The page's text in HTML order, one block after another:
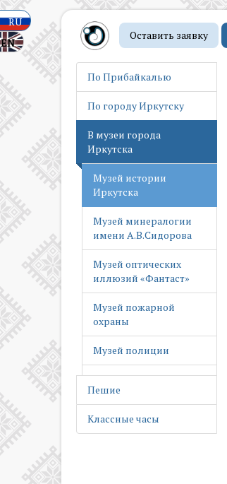
RU
EN
Оставить заявку
По Прибайкалью
По городу Иркутску
В музеи города
Иркутска
Музей ВСЖД
Музей Иркутского
драматического театра
Музей Природы
Музей боевой славы
Музей городского
быта
Музей истории
Иркутска
Музей минералогии
имени А.В.Сидорова
Музей оптических
иллюзий «Фантаст»
Музей пожарной
охраны
Музей полиции
Музей
ретромототехники
Музей связи Сибири
Пешие
Классные часы